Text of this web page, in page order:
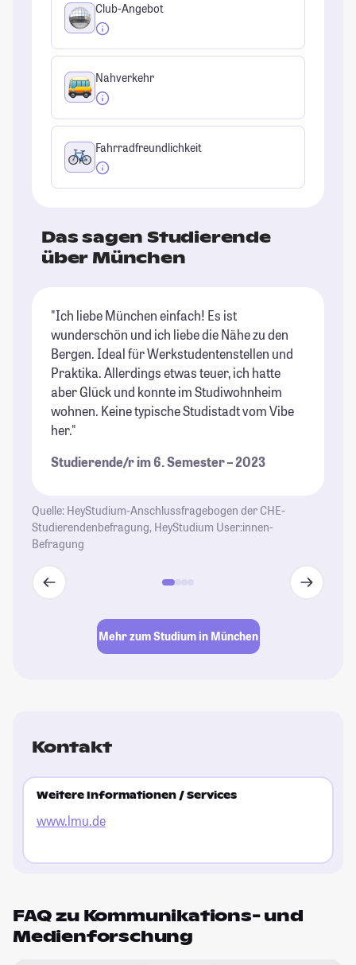
Club-Angebot
Nahverkehr
Fahrradfreundlichkeit
Das sagen Studierende
über München
"Ich liebe München einfach! Es ist
wunderschön und ich liebe die Nähe zu den
Bergen. Ideal für Werkstudentenstellen und
Praktika. Allerdings etwas teuer, ich hatte
aber Glück und konnte im Studiwohnheim
wohnen. Keine typische Studistadt vom Vibe
her."
Studierende/r im 6. Semester – 2023
Quelle: HeyStudium-Anschlussfragebogen der CHE-
Studierendenbefragung, HeyStudium User:innen-
Befragung
Mehr zum Studium in München
Kontakt
Weitere Informationen / Services
www.lmu.de
FAQ zu Kommunikations- und
Medienforschung